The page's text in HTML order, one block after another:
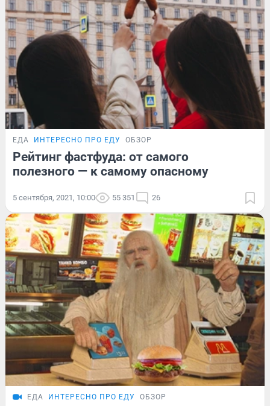
ЕДА ИНТЕРЕСНО ПРО ЕДУ ОБЗОР
Рейтинг фастфуда: от самого
полезного — к самому опасному
5 сентября, 2021, 10:00 55 351 26
ЕДА ИНТЕРЕСНО ПРО ЕДУ ОБЗОР